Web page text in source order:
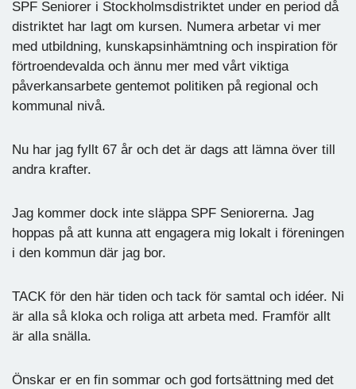
SPF Seniorer i Stockholmsdistriktet under en period då
distriktet har lagt om kursen. Numera arbetar vi mer
med utbildning, kunskapsinhämtning och inspiration för
förtroendevalda och ännu mer med vårt viktiga
påverkansarbete gentemot politiken på regional och
kommunal nivå.
Nu har jag fyllt 67 år och det är dags att lämna över till
andra krafter.
Jag kommer dock inte släppa SPF Seniorerna. Jag
hoppas på att kunna att engagera mig lokalt i föreningen
i den kommun där jag bor.
TACK för den här tiden och tack för samtal och idéer. Ni
är alla så kloka och roliga att arbeta med. Framför allt
är alla snälla.
Önskar er en fin sommar och god fortsättning med det